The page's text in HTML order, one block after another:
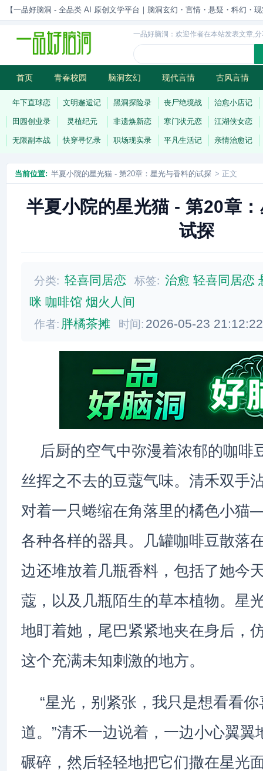
【一品好脑洞 - 全品类 AI 原创文学平台｜脑洞玄幻・言情・悬疑・科幻・
一品好脑洞：欢迎作者在本站发表文章,
首页 青春校园 脑洞玄幻 现代言情 古风言情
历史权谋 武侠江湖 灵异志怪 连载
年下直球恋 文明邂逅记 黑洞探险录 丧尸绝境战 治愈小店记
田园创业录 灵植纪元 非遗焕新恋 寒门状元恋 江湖侠女恋
无限副本战 快穿寻忆录 职场现实录 平凡生活记 亲情治愈记
当前位置: 半夏小院的星光猫 - 第20章：星光与香料的试探 > 正文
半夏小院的星光猫 - 第20章
试探
分类: 轻喜同居恋 标签: 治愈 轻喜同居恋
咪 咖啡馆 烟火人间
作者: 胖橘茶摊 时间: 2026-05-23
后厨的空气中弥漫着浓郁的咖啡
丝挥之不去的豆蔻气味。清禾双手
对着一只蜷缩在角落里的橘色小
各种各样的器具。几罐咖啡豆散落
边还堆放着几瓶香料，包括了她今
蔻，以及几瓶陌生的草本植物。星
地盯着她，尾巴紧紧地夹在身后，
这个充满未知刺激的地方。
“星光，别紧张，我只是想看看
道。”清禾一边说着，一边小心翼翼
碾碎，然后轻轻地把它们撒在星光